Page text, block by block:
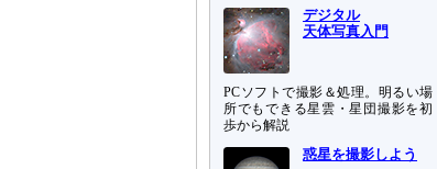
デジタル
天体写真入門
PCソフトで撮影＆処理。明るい場
所でもできる星雲・星団撮影を初
歩から解説
惑星を撮影しよう